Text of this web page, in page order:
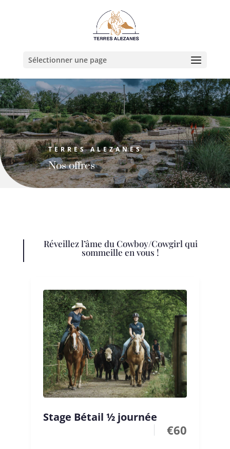
Sélectionner une page
TERRES ALEZANES
Nos offres
Réveillez l’âme du Cowboy/Cowgirl qui
sommeille en vous !
Stage Bétail ½ journée
€60